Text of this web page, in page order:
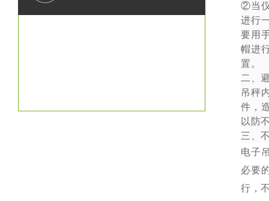
②当
进行
要用
帽进
置。
二、
吊秤
件，
以防
三、
电子
必要
行，